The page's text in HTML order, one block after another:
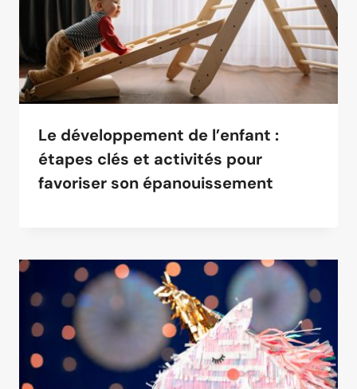
Le développement de l’enfant :
étapes clés et activités pour
favoriser son épanouissement